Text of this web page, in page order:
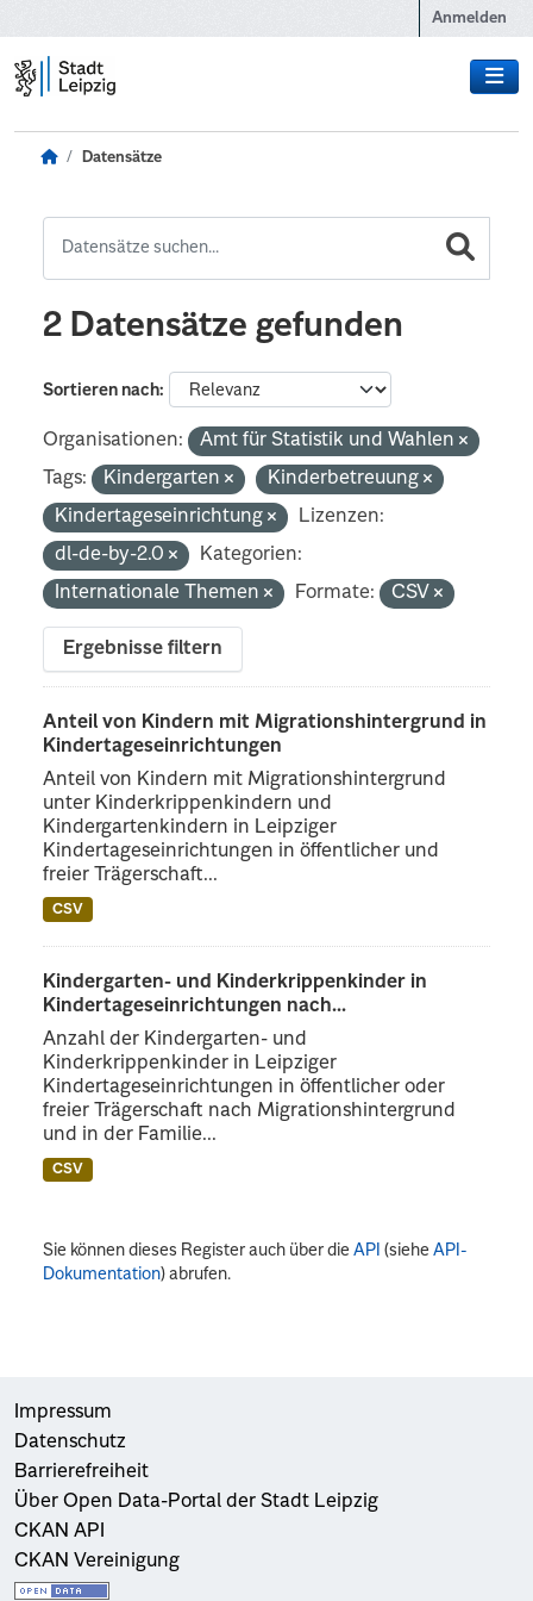
Anmelden
Datensätze
2 Datensätze gefunden
Sortieren nach
Organisationen:
Amt für Statistik und Wahlen
Tags:
Kindergarten
Kinderbetreuung
Kindertageseinrichtung
Lizenzen:
dl-de-by-2.0
Kategorien:
Internationale Themen
Formate: CSV
Ergebnisse filtern
Anteil von Kindern mit Migrationshintergrund in
Kindertageseinrichtungen
Anteil von Kindern mit Migrationshintergrund
unter Kinderkrippenkindern und
Kindergartenkindern in Leipziger
Kindertageseinrichtungen in öffentlicher und
freier Trägerschaft...
CSV
Kindergarten- und Kinderkrippenkinder in
Kindertageseinrichtungen nach...
Anzahl der Kindergarten- und
Kinderkrippenkinder in Leipziger
Kindertageseinrichtungen in öffentlicher oder
freier Trägerschaft nach Migrationshintergrund
und in der Familie...
CSV
Sie können dieses Register auch über dieAPI (sieheAPI-
Dokumentation) abrufen.
Impressum
Datenschutz
Barrierefreiheit
Über Open Data-Portal der Stadt Leipzig
CKAN API
CKAN Vereinigung